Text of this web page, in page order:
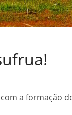
a formação